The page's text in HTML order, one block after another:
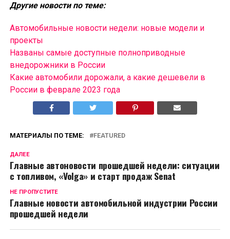
Другие новости по теме:
Автомобильные новости недели: новые модели и
проекты
Названы самые доступные полноприводные
внедорожники в России
Какие автомобили дорожали, а какие дешевели в
России в феврале 2023 года
МАТЕРИАЛЫ ПО ТЕМЕ: FEATURED
ДАЛЕЕ
Главные автоновости прошедшей недели: ситуации
с топливом, «Volga» и старт продаж Senat
НЕ ПРОПУСТИТЕ
Главные новости автомобильной индустрии России
прошедшей недели